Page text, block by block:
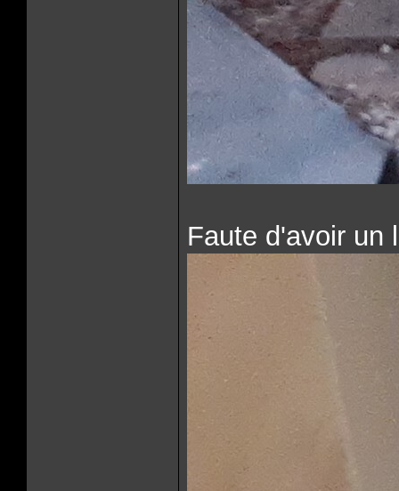
Faute d'avoir un